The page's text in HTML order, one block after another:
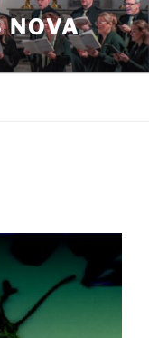
NOVA